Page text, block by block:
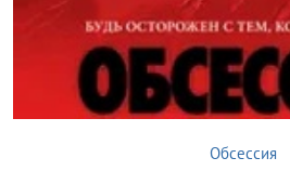
Обсессия